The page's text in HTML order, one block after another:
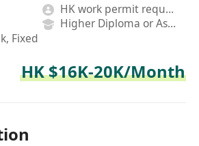
HK work permit required
Higher Diploma or Associate Degree
Fixed
HK $16K-20K/Month